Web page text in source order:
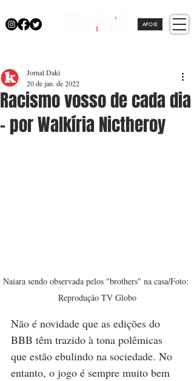
APOIE
Racismo vosso de cada dia
- por Walkíria Nictheroy
Jornal Daki
20 de jan. de 2022
Naiara sendo observada pelos "brothers" na casa/Foto:
Reprodução TV Globo
Não é novidade que as edições do
BBB têm trazido à tona polêmicas
que estão ebulindo na sociedade. No
entanto, o jogo é sempre muito bem